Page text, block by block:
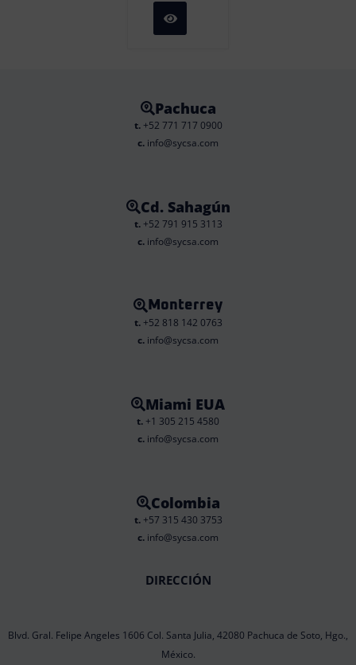
Pachuca
t.+52 771 717 0900
c. info@sycsa.com
Cd. Sahagún
t.+52 791 915 3113
c. info@sycsa.com
Monterrey
t.+52 818 142 0763
c. info@sycsa.com
Miami EUA
t. +1 305 215 4580
c. info@sycsa.com
Colombia
t.+57 315 430 3753
c. info@sycsa.com
DIRECCIÓN
Blvd. Gral. Felipe Angeles 1606 Col. Santa Julia, 42080 Pachuca de Soto, Hgo.,
México.